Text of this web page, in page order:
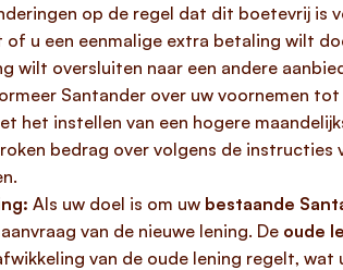
op de regel dat dit boetevrij is
of u een eenmalige extra betaling wilt
wilt oversluiten naar een andere
Santander over uw voornemen
het instellen van een hogere
bedrag over volgens de
Als uw doel is om uw bestaande
van de nieuwe lening. De oude
van de oude lening regelt,